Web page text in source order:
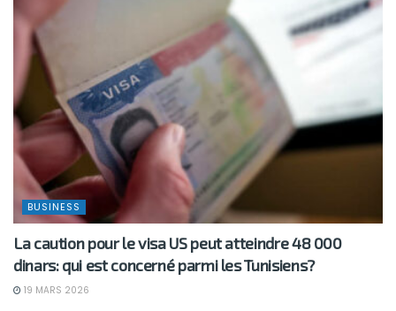
BUSINESS
La caution pour le visa US peut atteindre 48 000
dinars: qui est concerné parmi les Tunisiens?
19 MARS 2026